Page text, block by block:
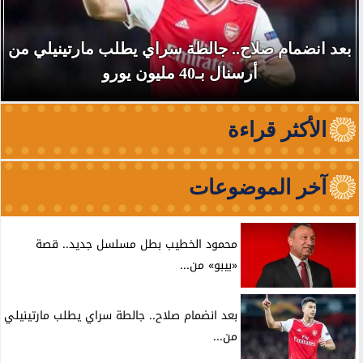
بعد انضمام صلاح.. جالطة سراي يطلب مارتينيلي من
أرسنال بـ40 مليون يورو
الأكثر قراءة
آخر الموضوعات
محمود الخطيب بطل مسلسل جديد.. قصة
«بيبو» من...
بعد انضمام صلاح.. جالطة سراي يطلب مارتينيلي
من...